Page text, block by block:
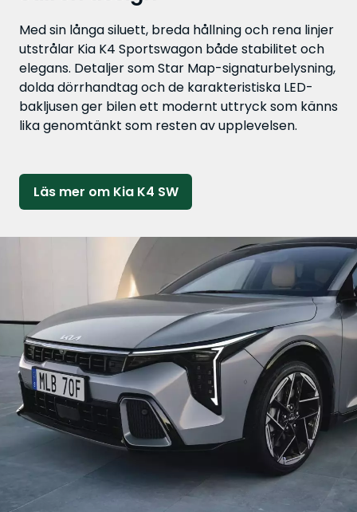
Med sin långa siluett, breda hållning och rena linjer
utstrålar Kia K4 Sportswagon både stabilitet och
elegans. Detaljer som Star Map-signaturbelysning,
dolda dörrhandtag och de karakteristiska LED-
bakljusen ger bilen ett modernt uttryck som känns
lika genomtänkt som resten av upplevelsen.
Läs mer om Kia K4 SW